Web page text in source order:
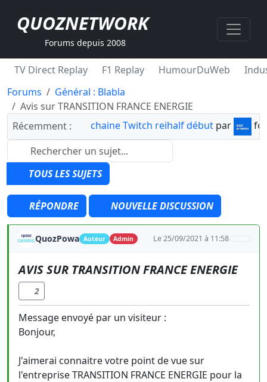
QUOZNETWORK
Forums depuis 2008
TV Direct Replay F1 Replay HumourDuWeb
Forums
Général : Blabla
Avis sur TRANSITION FRANCE ENERGIE
Récemment :
chaine Twitch reihalf début par
TOUS LES SUJETS
RÉPONDRE NOUVELLE DISCUSSION
QuozPowa Auteur Admin Le 25/09/2021 à 11:58
AVIS SUR TRANSITION FRANCE ENERGIE
2
Message envoyé par un visiteur :
Bonjour,
J'aimerai connaitre votre point de vue sur
l'entreprise TRANSITION FRANCE ENERGIE pour la